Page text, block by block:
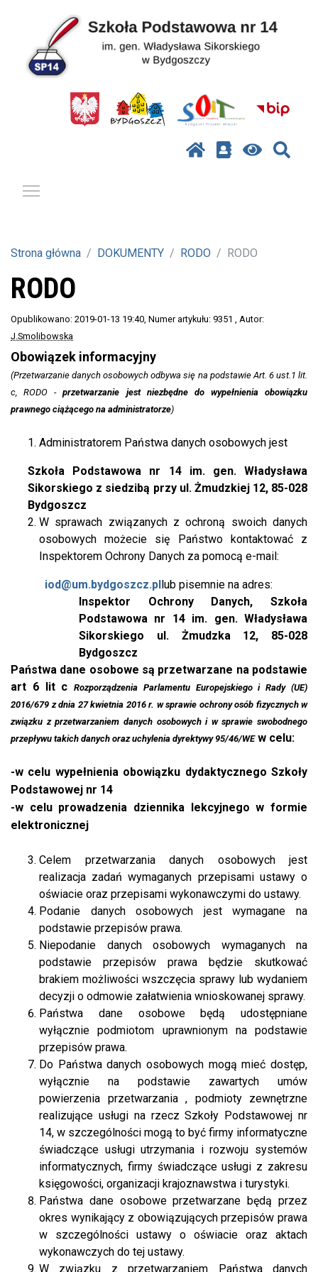
Strona główna DOKUMENTY RODO RODO
RODO
Opublikowano: 2019-01-13 19:40 , Numer artykułu: 9351
, Autor:
J.Smolibowska
Obowiązek informacyjny
(Przetwarzanie danych osobowych odbywa się na podstawie Art. 6 ust.1 lit.
c, RODO -przetwarzanie jest niezbędne do wypełnienia obowiązku
prawnego ciążącego na administratorze)
Administratorem Państwa danych osobowych jest
Szkoła Podstawowa nr 14 im. gen. Władysława
Sikorskiego z siedzibą przy ul. Żmudzkiej 12, 85-028
Bydgoszcz
W sprawach związanych z ochroną swoich danych
osobowych możecie się Państwo kontaktować z
Inspektorem Ochrony Danych za pomocą e-mail:
iod@um.bydgoszcz.pllub pisemnie na adres:
Inspektor Ochrony Danych, Szkoła
Podstawowa nr 14 im. gen. Władysława
Sikorskiego ul. Żmudzka 12, 85-028
Bydgoszcz
Państwa dane osobowe są przetwarzane na podstawie
art 6 lit cRozporządzenia Parlamentu Europejskiego i Rady (UE)
2016/679 z dnia 27 kwietnia 2016 r. w sprawie ochrony osób fizycznych w
związku z przetwarzaniem danych osobowych i w sprawie swobodnego
przepływu takich danych oraz uchylenia dyrektywy 95/46/WEw celu:
-w celu wypełnienia obowiązku dydaktycznego Szkoły
Podstawowej nr 14
-w celu prowadzenia dziennika lekcyjnego w formie
elektronicznej
Celem przetwarzania danych osobowych jest
realizacja zadań wymaganych przepisami ustawy o
oświacie oraz przepisami wykonawczymi do ustawy.
Podanie danych osobowych jest wymagane na
podstawie przepisów prawa.
Niepodanie danych osobowych wymaganych na
podstawie przepisów prawa będzie skutkować
brakiem możliwości wszczęcia sprawy lub wydaniem
decyzji o odmowie załatwienia wnioskowanej sprawy.
Państwa dane osobowe będą udostępniane
wyłącznie podmiotom uprawnionym na podstawie
przepisów prawa.
Do Państwa danych osobowych mogą mieć dostęp,
wyłącznie na podstawie zawartych umów
powierzenia przetwarzania , podmioty zewnętrzne
realizujące usługi na rzeczSzkoły Podstawowej nr
14, w szczególności mogą to być firmy informatyczne
świadczące usługi utrzymania i rozwoju systemów
informatycznych, firmy świadczące usługi z zakresu
księgowości, organizacji krajoznawstwa i turystyki.
Państwa dane osobowe przetwarzane będą przez
okres wynikający z obowiązujących przepisów prawa
w szczególności ustawy o oświacie oraz aktach
wykonawczych do tej ustawy.
W związku z przetwarzaniem Państwa danych